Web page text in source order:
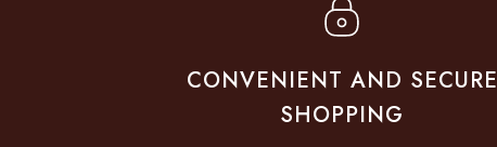
CONVENIENT AND SECURE
SHOPPING